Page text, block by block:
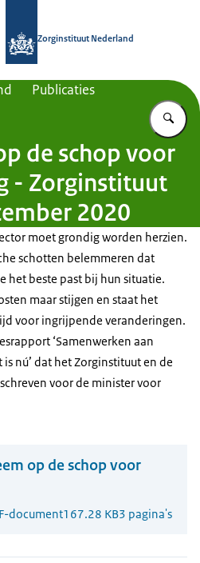
Zorginstituut Nederland
Publicaties
de schop voor
- Zorginstituut
2020
moet grondig worden herzien.
schotten belemmeren dat
het beste past bij hun situatie.
maar stijgen en staat het
voor ingrijpende veranderingen.
‘Samenwerken aan
nú’ dat het Zorginstituut en de
voor de minister voor
op de schop voor
document167.28 KB3 pagina's